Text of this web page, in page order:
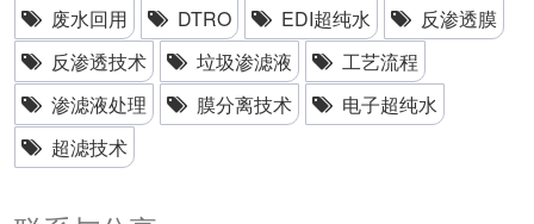
废水回用
DTRO EDI超纯水
反渗透膜
反渗透技术
垃圾渗滤液
工艺流程
渗滤液处理
膜分离技术
电子超纯水
超滤技术